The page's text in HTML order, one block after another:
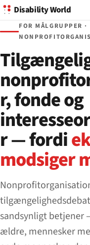
Disability World
FOR MÅLGRUPPER
r, fonde og
r — fordi
modsiger
sandsynligt betjener
ældre, mennesker